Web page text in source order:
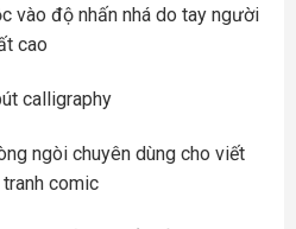
vào độ nhấn nhá do tay người
cao
calligraphy
ngòi chuyên dùng cho viết
comic